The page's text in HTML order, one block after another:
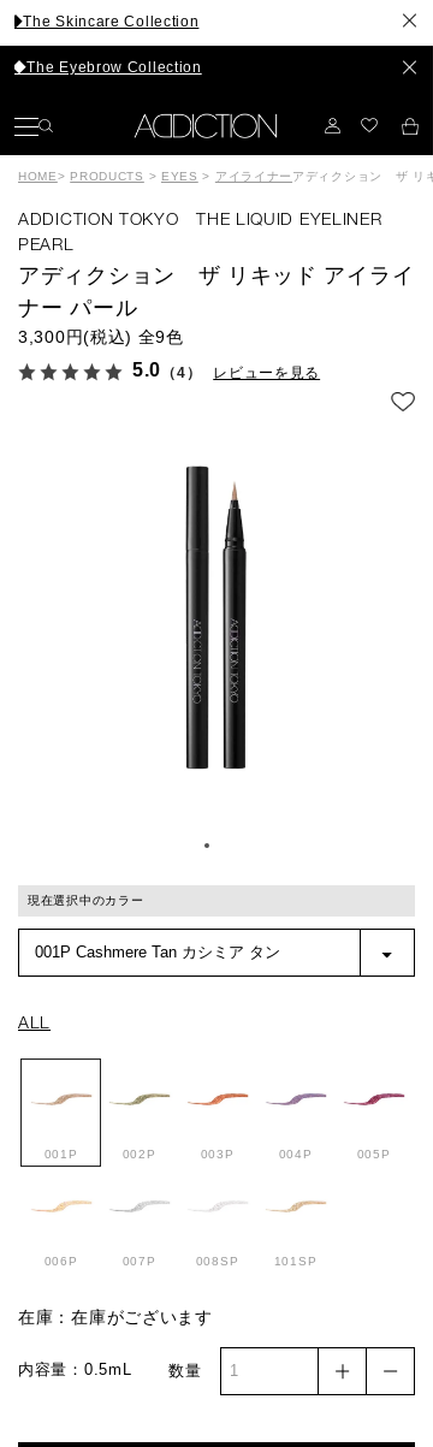
Skincare Collection
Eyebrow Collection
HOME> PRODUCTS > EYES > アイライナー アディクション ザ リ
ADDICTION TOKYO THE LIQUID EYELINER
PEARL
アディクション ザ リキッド アイライ
ナー パール
3,300円(税込) 全9色
5.0 （4） レビューを見る
現在選択中のカラー
ALL
001P 002P 003P 004P 005P
006P 007P 008SP 101SP
在庫：在庫がございます
内容量：0.5mL 数量